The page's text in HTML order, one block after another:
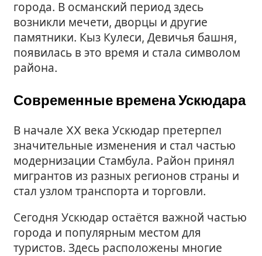
города. В османский период здесь
возникли мечети, дворцы и другие
памятники. Кыз Кулеси, Девичья башня,
появилась в это время и стала символом
района.
Современные времена Ускюдара
В начале XX века Ускюдар претерпел
значительные изменения и стал частью
модернизации Стамбула. Район принял
мигрантов из разных регионов страны и
стал узлом транспорта и торговли.
Сегодня Ускюдар остаётся важной частью
города и популярным местом для
туристов. Здесь расположены многие